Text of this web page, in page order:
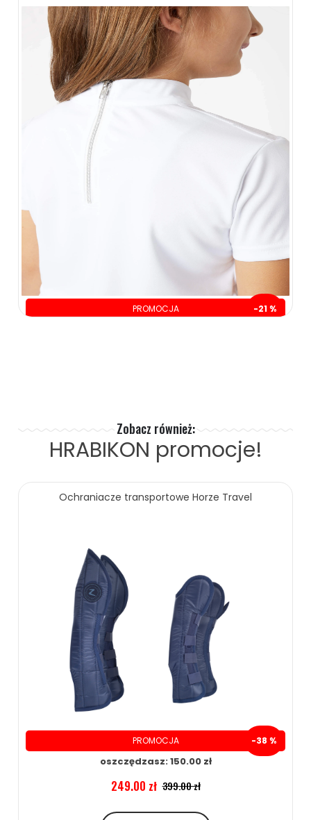
PROMOCJA -21 %
Zobacz również:
HRABIKON promocje!
Ochraniacze transportowe Horze Travel
PROMOCJA -38 %
oszczędzasz: 150.00 zł
249.00 zł 399.00 zł